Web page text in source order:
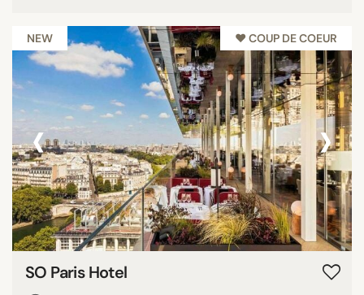
NEW ♥︎ COUP DE COEUR
‹ ›
SO Paris Hotel